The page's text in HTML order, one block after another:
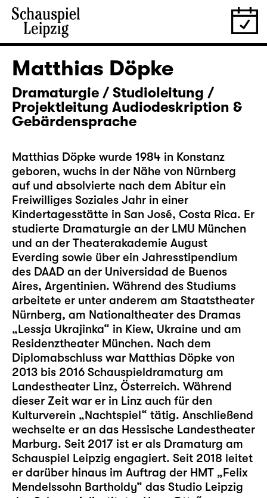
Matthias Döpke
Dramaturgie / Studioleitung /
Projektleitung Audiodeskription &
Gebärdensprache
Matthias Döpke wurde 1984 in Konstanz
geboren, wuchs in der Nähe von Nürnberg
auf und absolvierte nach dem Abitur ein
Freiwilliges Soziales Jahr in einer
Kindertagesstätte in San José, Costa Rica. Er
studierte Dramaturgie an der LMU München
und an der Theaterakademie August
Everding sowie über ein Jahresstipendium
des DAAD an der Universidad de Buenos
Aires, Argentinien. Während des Studiums
arbeitete er unter anderem am Staatstheater
Nürnberg, am Nationaltheater des Dramas
„Lessja Ukrajinka“ in Kiew, Ukraine und am
Residenztheater München. Nach dem
Diplomabschluss war Matthias Döpke von
2013 bis 2016 Schauspieldramaturg am
Landestheater Linz, Österreich. Während
dieser Zeit war er in Linz auch für den
Kulturverein „Nachtspiel“ tätig. Anschließend
wechselte er an das Hessische Landestheater
Marburg. Seit 2017 ist er als Dramaturg am
Schauspiel Leipzig engagiert. Seit 2018 leitet
er darüber hinaus im Auftrag der HMT „Felix
Mendelssohn Bartholdy“ das Studio Leipzig